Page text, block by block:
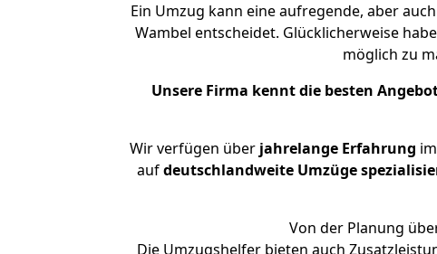
Ein Umzug kann eine aufregende, aber auch
Wambel entscheidet. Glücklicherweise
möglich zu
Unsere Firma kennt die besten
Wir verfügen über jahrelange Erfahrung
aufdeutschlandweite Umzüge
Von der Planung
Die Umzugshelfer bieten auch